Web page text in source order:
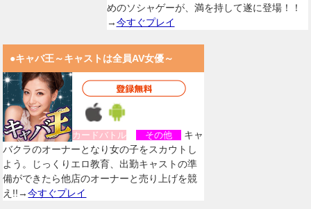
めのソシャゲーが、満を持して遂に登場！！
→今すぐプレイ
●キャバ王～キャストは全員AV女優～
カードバトル その他
キャ
バクラのオーナーとなり女の子をスカウトし
よう。じっくりエロ教育、出勤キャストの準
備ができたら他店のオーナーと売り上げを競
え!!→今すぐプレイ